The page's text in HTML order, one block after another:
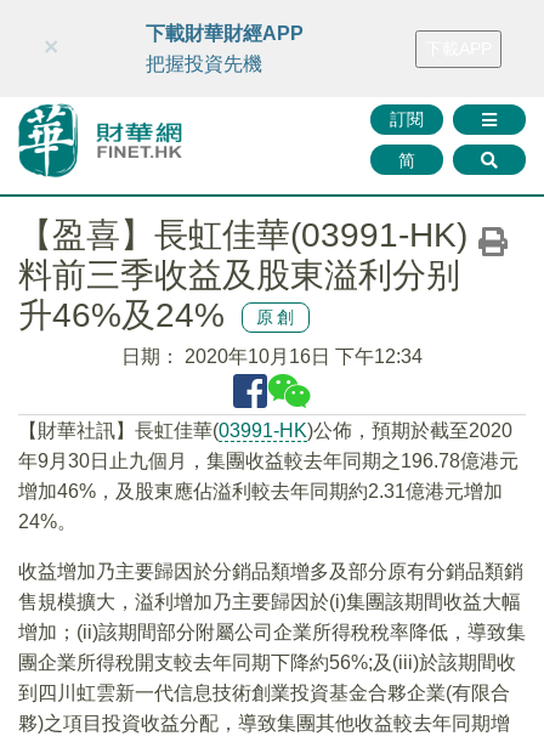
財華智庫網 FINTV FINMETA 財華證券 媒體矩陣
訂閱
简
×
下載財華財經APP
把握投資先機
【盈喜】長虹佳華(03991-HK)
料前三季收益及股東溢利分别
升46%及24%
原創
日期： 2020年10月16日 下午12:34
【財華社訊】長虹佳華(03991-HK)公佈，預期於截至2020
年9月30日止九個月，集團收益較去年同期之196.78億港元
增加46%，及股東應佔溢利較去年同期約2.31億港元增加
24%。
收益增加乃主要歸因於分銷品類增多及部分原有分銷品類銷
售規模擴大，溢利增加乃主要歸因於(i)集團該期間收益大幅
增加；(ii)該期間部分附屬公司企業所得稅稅率降低，導致集
團企業所得稅開支較去年同期下降約56%;及(iii)於該期間收
到四川虹雲新一代信息技術創業投資基金合夥企業(有限合
夥)之項目投資收益分配，導致集團其他收益較去年同期增